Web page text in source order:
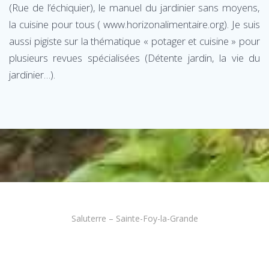
(Rue de l’échiquier), le manuel du jardinier sans moyens,
la cuisine pour tous ( www.horizonalimentaire.org). Je suis
aussi pigiste sur la thématique « potager et cuisine » pour
plusieurs revues spécialisées (Détente jardin, la vie du
jardinier…).
Saluterre – Sainte-Foy-la-Grande